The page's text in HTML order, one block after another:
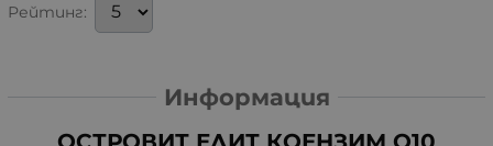
Рейтинг:
Информация